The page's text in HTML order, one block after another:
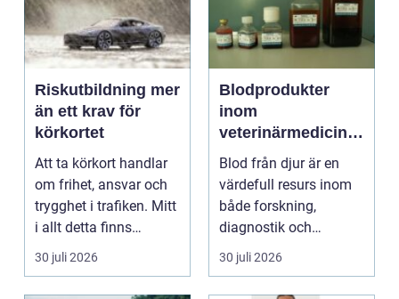
Riskutbildning mer
än ett krav för
körkortet
Att ta körkort handlar
om frihet, ansvar och
trygghet i trafiken. Mitt
i allt detta finns
riskutbild...
30 juli 2026
Blodprodukter
inom
veterinärmedicin
funktion, kvalitet
och användning
Blod från djur är en
värdefull resurs inom
både forskning,
diagnostik och
veterinärmedicin. När
blod...
30 juli 2026